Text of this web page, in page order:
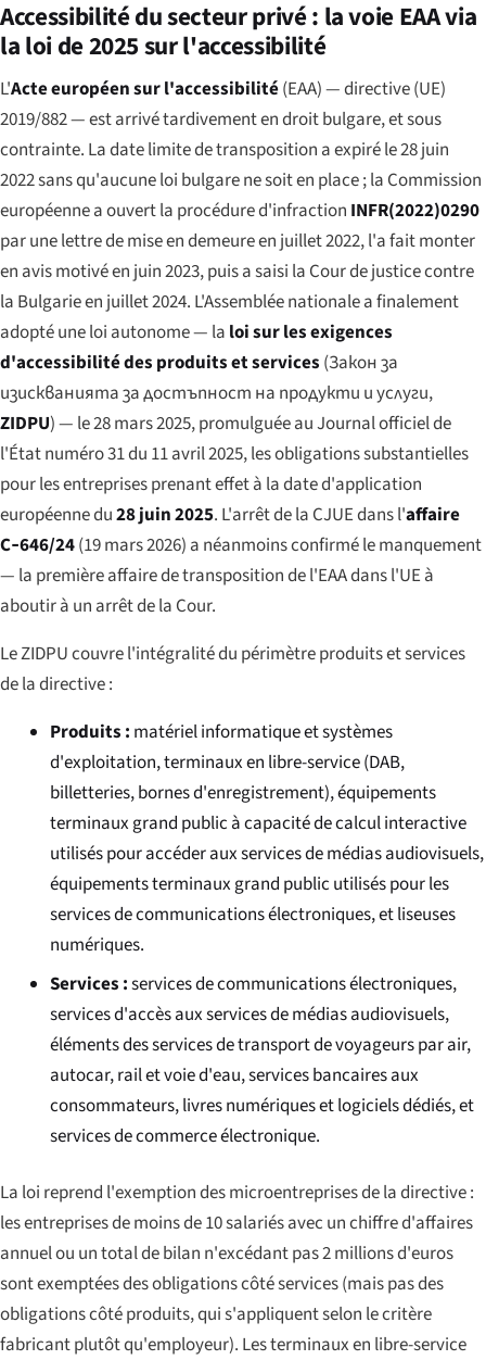
Accessibilité du secteur privé : la voie EAA via
la loi de 2025 sur l'accessibilité
L'Acte européen sur l'accessibilité(EAA) — directive (UE)
2019/882 — est arrivé tardivement en droit bulgare, et sous
contrainte. La date limite de transposition a expiré le 28 juin
2022 sans qu'aucune loi bulgare ne soit en place ; la Commission
européenne a ouvert la procédure d'infraction INFR(2022)0290
par une lettre de mise en demeure en juillet 2022, l'a fait monter
en avis motivé en juin 2023, puis a saisi la Cour de justice contre
la Bulgarie en juillet 2024. L'Assemblée nationale a finalement
adopté une loi autonome — la loi sur les exigences
d'accessibilité des produits et services (Закон за
изискванията за достъпност на продукти и услуги,
ZIDPU) — le 28 mars 2025, promulguée auJournal officiel de
l'Étatnuméro 31 du 11 avril 2025, les obligations substantielles
pour les entreprises prenant effet à la date d'application
européenne du28 juin 2025. L'arrêt de la CJUE dans l'affaire
C‑646/24(19 mars 2026) a néanmoins confirmé le manquement
— la première affaire de transposition de l'EAA dans l'UE à
aboutir à un arrêt de la Cour.
Le ZIDPU couvre l'intégralité du périmètre produits et services
de la directive :
Produits : matériel informatique et systèmes
d'exploitation, terminaux en libre-service (DAB,
billetteries, bornes d'enregistrement), équipements
terminaux grand public à capacité de calcul interactive
utilisés pour accéder aux services de médias audiovisuels,
équipements terminaux grand public utilisés pour les
services de communications électroniques, et liseuses
numériques.
Services :services de communications électroniques,
services d'accès aux services de médias audiovisuels,
éléments des services de transport de voyageurs par air,
autocar, rail et voie d'eau, services bancaires aux
consommateurs, livres numériques et logiciels dédiés, et
services de commerce électronique.
La loi reprend l'exemption des microentreprises de la directive :
les entreprises de moins de 10 salariés avec un chiffre d'affaires
annuel ou un total de bilan n'excédant pas 2 millions d'euros
sont exemptées des obligations côté services (mais pas des
obligations côté produits, qui s'appliquent selon le critère
fabricant plutôt qu'employeur). Les terminaux en libre-service